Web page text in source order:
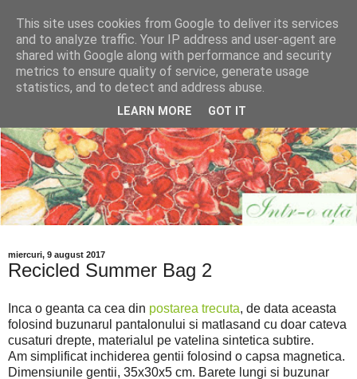
miercuri, 9 august 2017
Recicled Summer Bag 2
Inca o geanta ca cea din postarea trecuta, de data aceasta
folosind buzunarul pantalonului si matlasand cu doar cateva
cusaturi drepte, materialul pe vatelina sintetica subtire.
Am simplificat inchiderea gentii folosind o capsa magnetica.
Dimensiunile gentii, 35x30x5 cm. Barete lungi si buzunar
This site uses cookies from Google to deliver its services
and to analyze traffic. Your IP address and user-agent are
shared with Google along with performance and security
metrics to ensure quality of service, generate usage
statistics, and to detect and address abuse.
LEARN MORE GOT IT